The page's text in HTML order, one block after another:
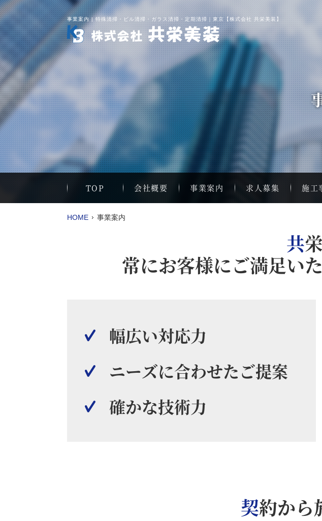
事業案内 | 特殊清掃・ビル清掃・ガラス清掃・定期清掃｜東京【株式会社 共栄美装】
TOP 会社概要 事業案内 求人募集 施工
HOME 事業案内
常にお客様にご満足い
幅広い対応力
ニーズに合わせたご提案
確かな技術力
契約か